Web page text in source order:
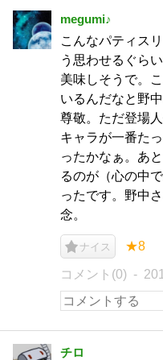
megumi♪
こんなパティス
う思わせるぐら
美味しそうで。
いるんだなと野
尊敬。ただ登場
キャラが一番た
ったかなぁ。あ
るのが（心の中
ったです。野中
念。
ナイス ★8
コメント(0)
チロ